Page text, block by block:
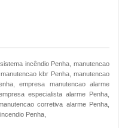
incêndio Penha, manutencao
kbr Penha, manutencao
empresa manutencao alarme
especialista alarme Penha,
corretiva alarme Penha,
Penha,